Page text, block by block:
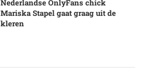
Nederlandse OnlyFans chick
Mariska Stapel gaat graag uit de
kleren